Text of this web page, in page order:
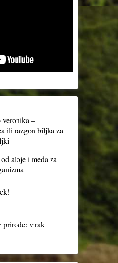
veronika –
ili razgon biljka za
aloje i meda za
prirode: virak